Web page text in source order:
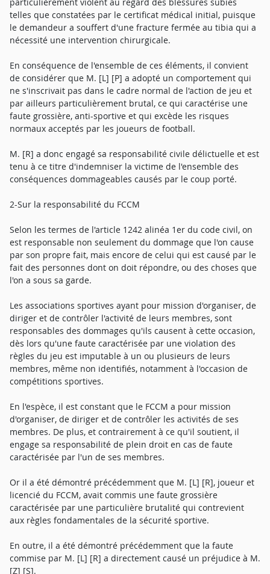
telles que constatées par le certificat médical initial, puisque
le demandeur a souffert d'une fracture fermée au tibia qui a
nécessité une intervention chirurgicale.
En conséquence de l'ensemble de ces éléments, il convient
de considérer que M. [L] [P] a adopté un comportement qui
ne s'inscrivait pas dans le cadre normal de l'action de jeu et
par ailleurs particulièrement brutal, ce qui caractérise une
faute grossière, anti-sportive et qui excède les risques
normaux acceptés par les joueurs de football.
M. [R] a donc engagé sa responsabilité civile délictuelle et est
tenu à ce titre d'indemniser la victime de l'ensemble des
conséquences dommageables causés par le coup porté.
2-Sur la responsabilité du FCCM
Selon les termes de l'article 1242 alinéa 1er du code civil, on
est responsable non seulement du dommage que l'on cause
par son propre fait, mais encore de celui qui est causé par le
fait des personnes dont on doit répondre, ou des choses que
l'on a sous sa garde.
Les associations sportives ayant pour mission d'organiser, de
diriger et de contrôler l'activité de leurs membres, sont
responsables des dommages qu'ils causent à cette occasion,
dès lors qu'une faute caractérisée par une violation des
règles du jeu est imputable à un ou plusieurs de leurs
membres, même non identifiés, notamment à l'occasion de
compétitions sportives.
En l'espèce, il est constant que le FCCM a pour mission
d'organiser, de diriger et de contrôler les activités de ses
membres. De plus, et contrairement à ce qu'il soutient, il
engage sa responsabilité de plein droit en cas de faute
caractérisée par l'un de ses membres.
Or il a été démontré précédemment que M. [L] [R], joueur et
licencié du FCCM, avait commis une faute grossière
caractérisée par une particulière brutalité qui contrevient
aux règles fondamentales de la sécurité sportive.
En outre, il a été démontré précédemment que la faute
commise par M. [L] [R] a directement causé un préjudice à M.
[Z] [S].